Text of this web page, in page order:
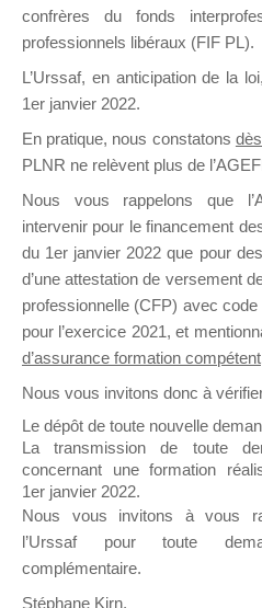
Ce groupe est destiné
Formation qui souhaitent
Propositions Mallette du
Ce groupe propose un
sur lequel il est possible
ou poser une question.
NB : Il est nécessaire
pouvoir rejoindre ce
confrères du fonds
professionnels libéraux (FIF PL).
L’Urssaf, en anticipation de la loi
1er janvier 2022.
En pratique, nous constatons
PLNR ne relèvent plus de
Nous vous rappelons que
intervenir pour le financement
du 1er janvier 2022 que pour
d’une attestation de versement
professionnelle (CFP) avec
pour l’exercice 2021, et
d’assurance formation compétent
Nous vous invitons donc à
Le dépôt de toute nouvelle
La transmission de toute
concernant une formation
1er janvier 2022.
Nous vous invitons à vous
l’Urssaf pour toute
complémentaire.
Stéphane Kirn,